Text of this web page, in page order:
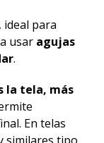
, ideal para
usar agujas
.
la tela, más
En telas